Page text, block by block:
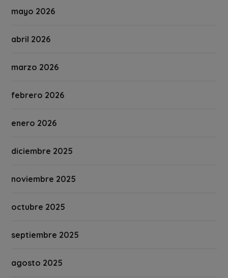
mayo 2026
abril 2026
marzo 2026
febrero 2026
enero 2026
diciembre 2025
noviembre 2025
octubre 2025
septiembre 2025
agosto 2025